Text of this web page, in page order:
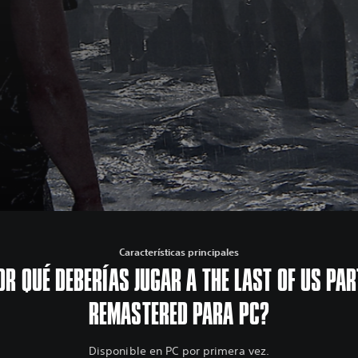
Características principales
QUÉ DEBERÍAS JUGAR A THE LAST OF US
REMASTERED PARA PC?
Disponible en PC por primera vez.